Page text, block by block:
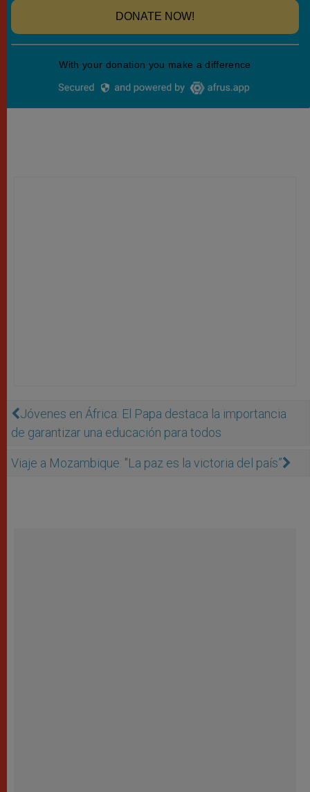
Jóvenes en África: El Papa destaca la importancia
de garantizar una educación para todos
Viaje a Mozambique: "La paz es la victoria del país”